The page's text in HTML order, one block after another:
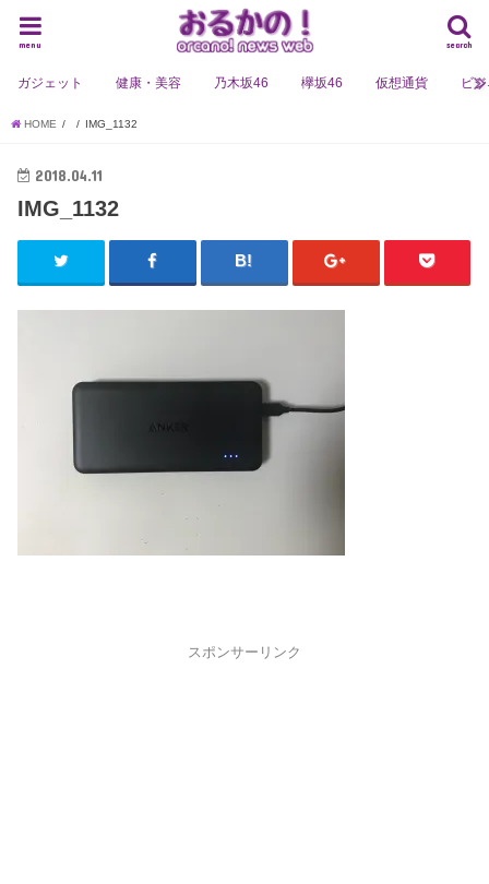
search
menu
ガジェット 健康・美容 乃木坂46 欅坂46 仮想通貨 ビ
HOME IMG_1132
2018.04.11
IMG_1132
スポンサーリンク